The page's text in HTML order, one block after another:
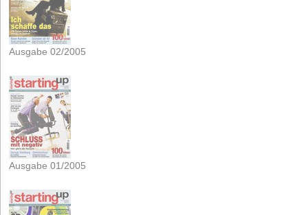
Ausgabe 02/2005
Ausgabe 01/2005